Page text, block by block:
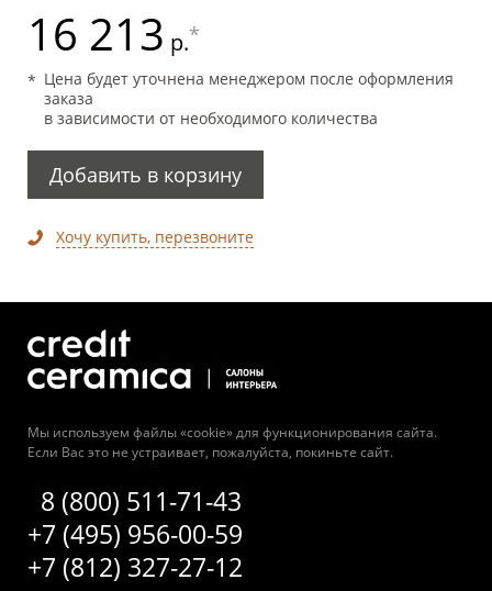
16 213 р.*
Цена будет уточнена менеджером после оформления
заказа
в зависимости от необходимого количества
Добавить в корзину
Хочу купить, перезвоните
Мы используем файлы «cookie» для функционирования сайта.
Если Вас это не устраивает, пожалуйста, покиньте сайт.
8 (800) 511-71-43
+7 (495) 956-00-59
+7 (812) 327-27-12